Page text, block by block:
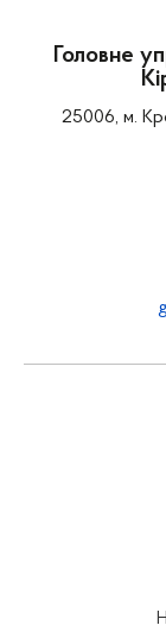
Головне
25006, м.